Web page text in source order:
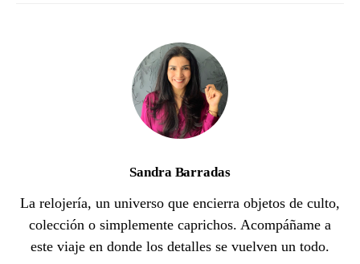
Sandra Barradas
La relojería, un universo que encierra objetos de culto,
colección o simplemente caprichos. Acompáñame a
este viaje en donde los detalles se vuelven un todo.